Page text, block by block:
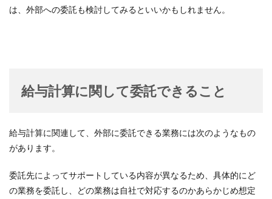
は、外部への委託も検討してみるといいかもしれません。
給与計算に関して委託できること
給与計算に関連して、外部に委託できる業務には次のようなもの
があります。
委託先によってサポートしている内容が異なるため、具体的にど
の業務を委託し、どの業務は自社で対応するのかあらかじめ想定